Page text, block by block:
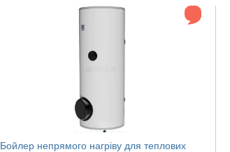
Бойлер непрямого нагріву для теплових